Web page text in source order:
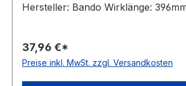
Hersteller: Bando Wirklänge:
Norm: auf Anfrage antistatisch: ja
37,96 €*
Preise inkl. MwSt. zzgl. Versandkosten